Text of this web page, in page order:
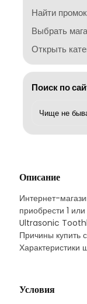
Найти
Выбрать
Открыть
Поиск по
Описание
Интернет-
приобрести 1
Ultrasonic
Причины купить
Условия